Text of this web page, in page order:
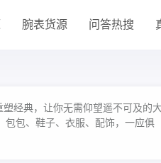
腕表货源 问答热搜
塑经典，让你无需仰望遥不可及的
包包、鞋子、衣服、配饰，一应俱